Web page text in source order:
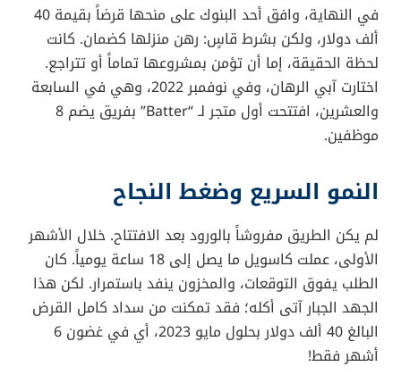
في النهاية، وافق أحد البنوك على منحها قرضاً بقيمة 40
ألف دولار، ولكن بشرط قاسٍ: رهن منزلها كضمان. كانت
لحظة الحقيقة، إما أن تؤمن بمشروعها تماماً أو تتراجع.
اختارت آبي الرهان، وفي نوفمبر 2022، وهي في السابعة
والعشرين، افتتحت أول متجر لـ “Batter” بفريق يضم 8
موظفين.
النمو السريع وضغط النجاح
لم يكن الطريق مفروشاً بالورود بعد الافتتاح. خلال الأشهر
الأولى، عملت كاسويل ما يصل إلى 18 ساعة يومياً. كان
الطلب يفوق التوقعات، والمخزون ينفد باستمرار. لكن هذا
الجهد الجبار آتى أكله؛ فقد تمكنت من سداد كامل القرض
البالغ 40 ألف دولار بحلول مايو 2023، أي في غضون 6
أشهر فقط!